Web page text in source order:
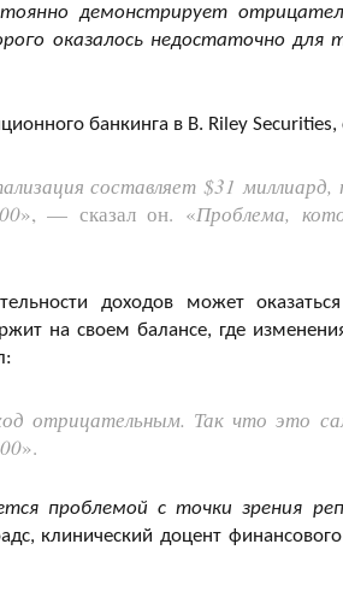
демонстрирует
оказалось недостаточно
банкинга в B. Riley Securities,
составляет $31
», — сказал он. «Проблема,
доходов может
на своем балансе, где
отрицательным. Так что это
».
проблемой с точки зрения
клинический доцент